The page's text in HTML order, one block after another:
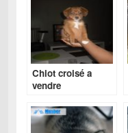
Chiot croisé a
vendre